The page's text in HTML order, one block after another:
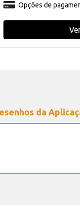
Opções de
da